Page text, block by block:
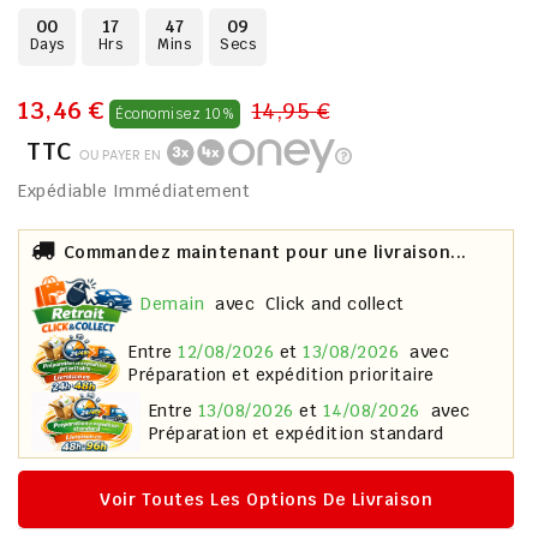
00
Days
17
Hrs
47
Mins
08
Secs
13,46 € Économisez 10% 14,95 €
TTC OU PAYER EN
Expédiable Immédiatement
Commandez maintenant pour une livraison...
demain avec Click and collect
entre 12/08/2026 et13/08/2026 avec
Préparation et expédition prioritaire
entre 13/08/2026 et 14/08/2026
avec
Préparation et expédition standard
Voir Toutes Les Options De Livraison